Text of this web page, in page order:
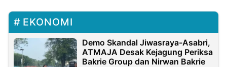
EKONOMI
Demo Skandal Jiwasraya-Asabri,
ATMAJA Desak Kejagung Periksa
Bakrie Group dan Nirwan Bakrie